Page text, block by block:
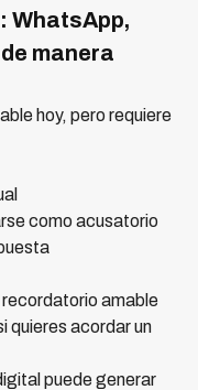
WhatsApp,
manera
hoy, pero requiere
como acusatorio
recordatorio amable
quieres acordar un
puede generar